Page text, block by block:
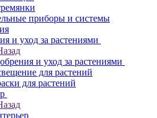
приборы и системы
и уход за растениями
и уход за растениями
для растений
для растений